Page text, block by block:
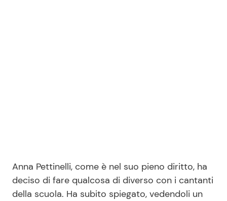
Anna Pettinelli, come è nel suo pieno diritto, ha
deciso di fare qualcosa di diverso con i cantanti
della scuola. Ha subito spiegato, vedendoli un